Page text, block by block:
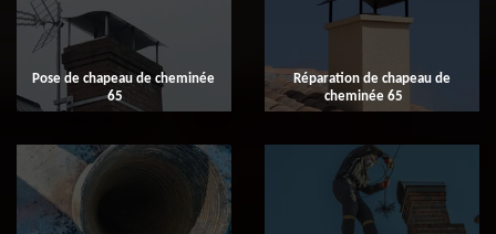
Pose de chapeau de cheminée
65
Réparation de chapeau de
cheminée 65